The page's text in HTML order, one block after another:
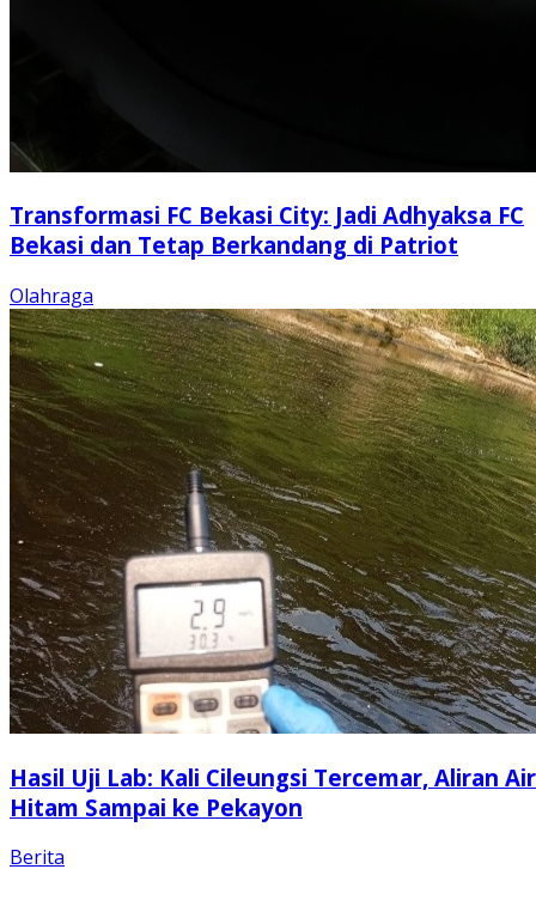
Transformasi FC Bekasi City: Jadi Adhyaksa FC
Bekasi dan Tetap Berkandang di Patriot
Olahraga
Hasil Uji Lab: Kali Cileungsi Tercemar, Aliran Air
Hitam Sampai ke Pekayon
Berita